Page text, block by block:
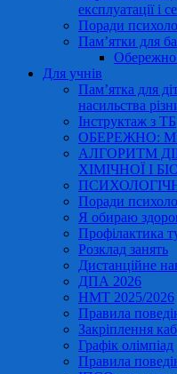
експлуатації і
Поради
Пам’ятки для
Для учнів
Пам’ятка для
насильства
Інструктаж з ТБ
ОБЕРЕЖНО:
АЛГОРИТМ
ХІМІЧНОЇ І
Поради
Я обираю
Профілактика
Розклад занять
Дистанційне
ДПА 2026
НМТ 2025/2026
Правила
Закріплення
Графік олімпіад
Правила